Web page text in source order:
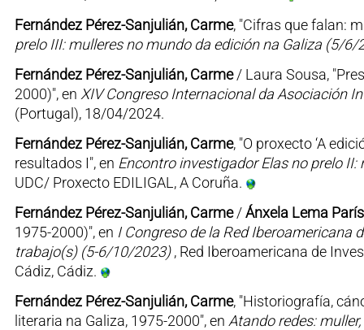
Fernández Pérez-Sanjulián, Carme, "Cifras que falan:
prelo III: mulleres no mundo da edición na Galiza (5/6/
Fernández Pérez-Sanjulián, Carme/ Laura Sousa,
2000)", en XIV Congreso Internacional da Asociación
(Portugal), 18/04/2024.
Fernández Pérez-Sanjulián, Carme, "O proxecto ‘A
resultados I", en Encontro investigador Elas no prelo
UDC/ Proxecto EDILIGAL, A Coruña.
Fernández Pérez-Sanjulián, Carme/Ánxela Lema París
1975-2000)", en I Congreso de la Red Iberoamericana
trabajo(s) (5-6/10/2023), Red Iberoamericana de
Cádiz, Cádiz.
Fernández Pérez-Sanjulián, Carme, "Historiografía,
literaria na Galiza, 1975-2000", en Atando redes: